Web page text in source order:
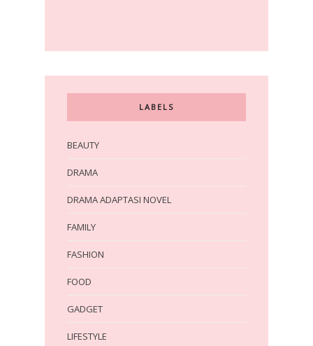
LABELS
BEAUTY
DRAMA
DRAMA ADAPTASI NOVEL
FAMILY
FASHION
FOOD
GADGET
LIFESTYLE